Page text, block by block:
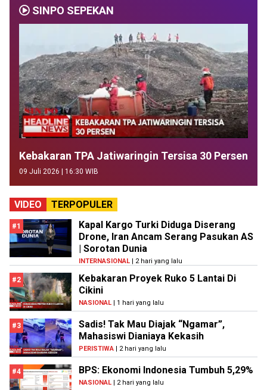
SINPO SEPEKAN
Kebakaran TPA Jatiwaringin Tersisa 30 Persen
09 Juli 2026 | 16:30 WIB
VIDEO TERPOPULER
#1
Kapal Kargo Turki Diduga Diserang
Drone, Iran Ancam Serang Pasukan AS
| Sorotan Dunia
INTERNASIONAL | 2 hari yang lalu
#2
Kebakaran Proyek Ruko 5 Lantai Di
Cikini
NASIONAL | 1 hari yang lalu
#3
Sadis! Tak Mau Diajak “Ngamar”,
Mahasiswi Dianiaya Kekasih
PERISTIWA | 2 hari yang lalu
#4 BPS: Ekonomi Indonesia Tumbuh 5,29%
NASIONAL | 2 hari yang lalu